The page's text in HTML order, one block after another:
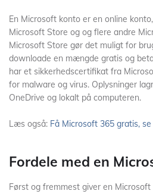
En Microsoft konto er en online
Microsoft Store og og flere andre
Microsoft Store gør det muligt for
downloade en mængde gratis og
har et sikkerhedscertifikat fra
for malware og virus. Oplysninger
OneDrive og lokalt på computeren.
Læs også: Få Microsoft 365 gratis,
Fordele med en
Først og fremmest giver en